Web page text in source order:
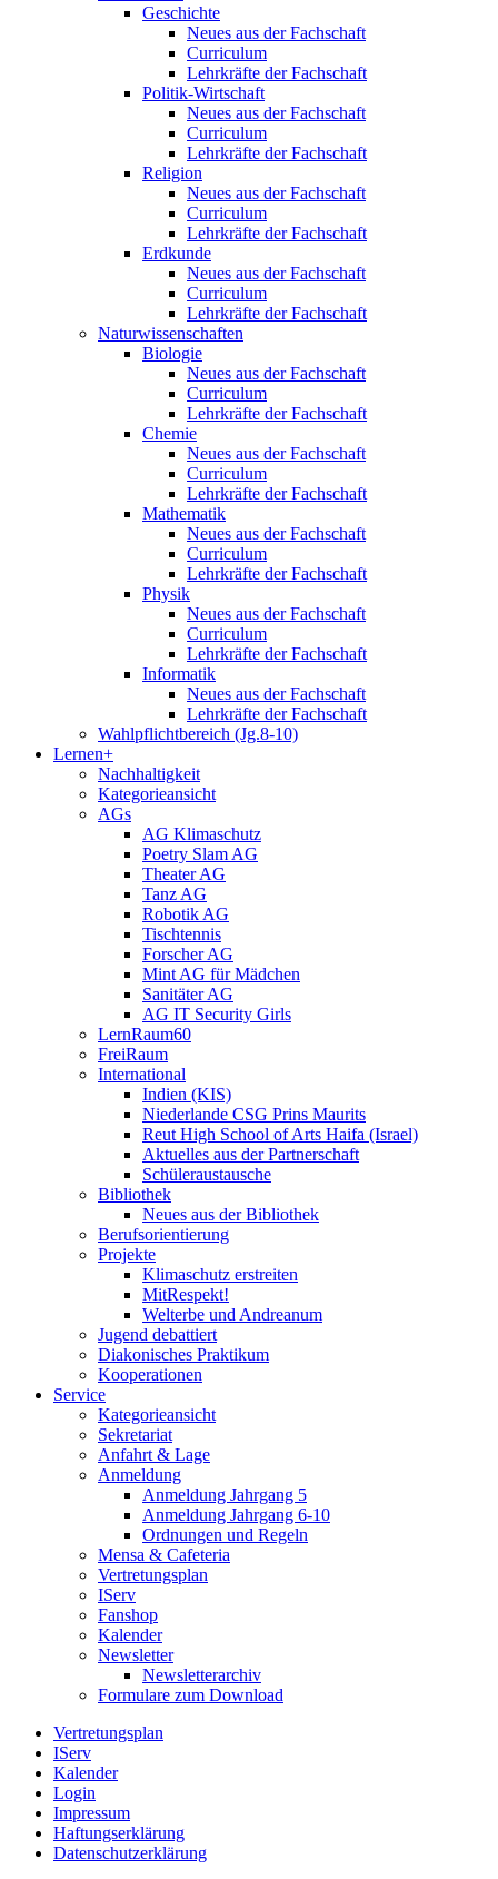
Geschichte
Neues aus der Fachschaft
Curriculum
Lehrkräfte der Fachschaft
Politik-Wirtschaft
Neues aus der Fachschaft
Curriculum
Lehrkräfte der Fachschaft
Religion
Neues aus der Fachschaft
Curriculum
Lehrkräfte der Fachschaft
Erdkunde
Neues aus der Fachschaft
Curriculum
Lehrkräfte der Fachschaft
Naturwissenschaften
Biologie
Neues aus der Fachschaft
Curriculum
Lehrkräfte der Fachschaft
Chemie
Neues aus der Fachschaft
Curriculum
Lehrkräfte der Fachschaft
Mathematik
Neues aus der Fachschaft
Curriculum
Lehrkräfte der Fachschaft
Physik
Neues aus der Fachschaft
Curriculum
Lehrkräfte der Fachschaft
Informatik
Neues aus der Fachschaft
Lehrkräfte der Fachschaft
Wahlpflichtbereich (Jg.8-10)
Lernen+
Nachhaltigkeit
Kategorieansicht
AGs
AG Klimaschutz
Poetry Slam AG
Theater AG
Tanz AG
Robotik AG
Tischtennis
Forscher AG
Mint AG für Mädchen
Sanitäter AG
AG IT Security Girls
LernRaum60
FreiRaum
International
Indien (KIS)
Niederlande CSG Prins Maurits
Reut High School of Arts Haifa (Israel)
Aktuelles aus der Partnerschaft
Schüleraustausche
Bibliothek
Neues aus der Bibliothek
Berufsorientierung
Projekte
Klimaschutz erstreiten
MitRespekt!
Welterbe und Andreanum
Jugend debattiert
Diakonisches Praktikum
Kooperationen
Service
Kategorieansicht
Sekretariat
Anfahrt & Lage
Anmeldung
Anmeldung Jahrgang 5
Anmeldung Jahrgang 6-10
Ordnungen und Regeln
Mensa & Cafeteria
Vertretungsplan
IServ
Fanshop
Kalender
Newsletter
Newsletterarchiv
Formulare zum Download
Vertretungsplan
IServ
Kalender
Login
Impressum
Haftungserklärung
Datenschutzerklärung